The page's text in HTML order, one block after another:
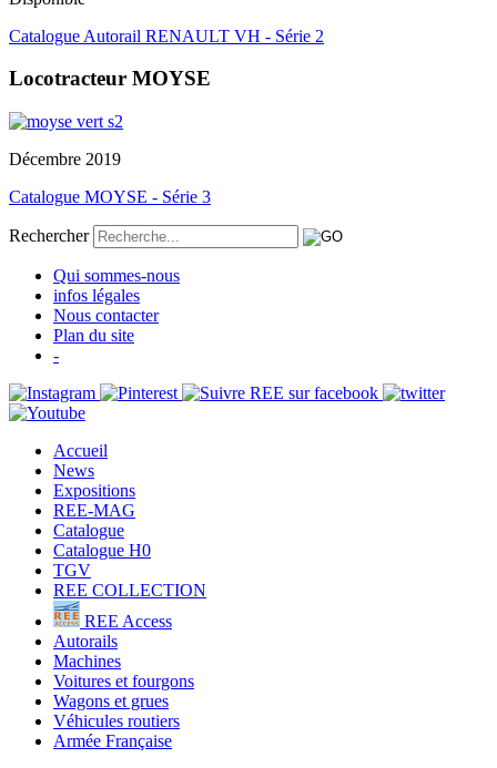
Catalogue Autorail RENAULT VH - Série 2
Locotracteur MOYSE
Décembre 2019
Catalogue MOYSE - Série 3
Rechercher
Qui sommes-nous
infos légales
Nous contacter
Plan du site
-
Accueil
News
Expositions
REE-MAG
Catalogue
Catalogue H0
TGV
REE COLLECTION
REE Access
Autorails
Machines
Voitures et fourgons
Wagons et grues
Véhicules routiers
Armée Française